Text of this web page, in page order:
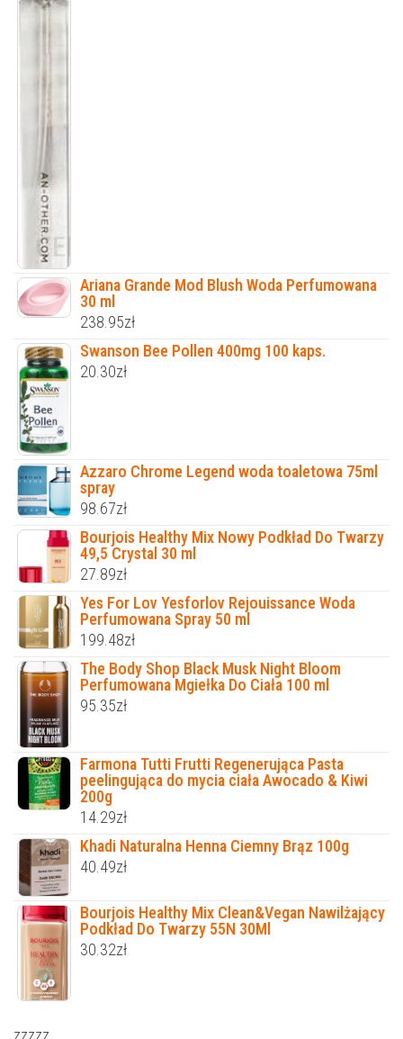
Ariana Grande Mod Blush Woda Perfumowana
30 ml
238.95zł
Swanson Bee Pollen 400mg 100 kaps.
20.30zł
Azzaro Chrome Legend woda toaletowa 75ml
spray
98.67zł
Bourjois Healthy Mix Nowy Podkład Do Twarzy
49,5 Crystal 30 ml
27.89zł
Yes For Lov Yesforlov Rejouissance Woda
Perfumowana Spray 50 ml
199.48zł
The Body Shop Black Musk Night Bloom
Perfumowana Mgiełka Do Ciała 100 ml
95.35zł
Farmona Tutti Frutti Regenerująca Pasta
peelingująca do mycia ciała Awocado & Kiwi
200g
14.29zł
Khadi Naturalna Henna Ciemny Brąz 100g
40.49zł
Bourjois Healthy Mix Clean&Vegan Nawilżający
Podkład Do Twarzy 55N 30Ml
30.32zł
zzzzz